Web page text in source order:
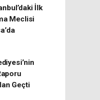
İlk
Meclisi
Geçti